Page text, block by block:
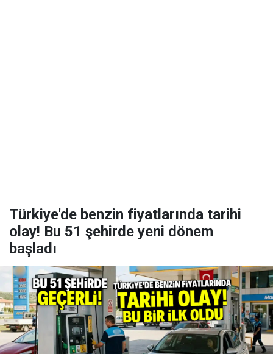
Türkiye'de benzin fiyatlarında tarihi
olay! Bu 51 şehirde yeni dönem
başladı